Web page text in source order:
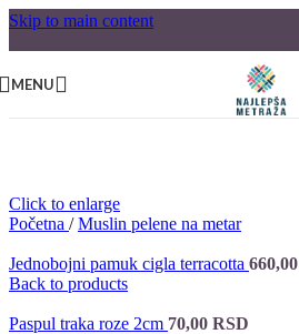
Skip to main content
MENU
Click to enlarge
Početna / Muslin pelene na metar
Jednobojni pamuk cigla terracotta 660,00
Back to products
Paspul traka roze 2cm 70,00 RSD